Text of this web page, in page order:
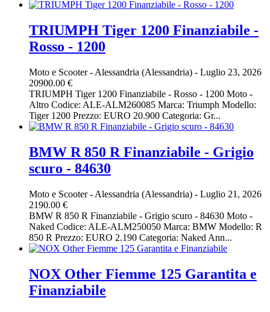
TRIUMPH Tiger 1200 Finanziabile -
Rosso - 1200
Moto e Scooter- Alessandria (Alessandria) - Luglio 23, 2026
20900.00 €
TRIUMPH Tiger 1200 Finanziabile - Rosso - 1200 Moto -
Altro Codice: ALE-ALM260085 Marca: Triumph Modello:
Tiger 1200 Prezzo: EURO 20.900 Categoria: Gr...
BMW R 850 R Finanziabile - Grigio
scuro - 84630
Moto e Scooter- Alessandria (Alessandria) - Luglio 21, 2026
2190.00 €
BMW R 850 R Finanziabile - Grigio scuro - 84630 Moto -
Naked Codice: ALE-ALM250050 Marca: BMW Modello: R
850 R Prezzo: EURO 2.190 Categoria: Naked Ann...
NOX Other Fiemme 125 Garantita e
Finanziabile